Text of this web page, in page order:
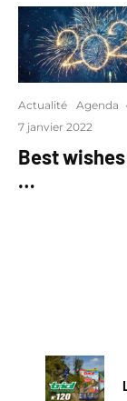
Actualité Agenda ·
7 janvier 2022
Best
…